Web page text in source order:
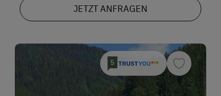
JETZT ANFRAGEN
5